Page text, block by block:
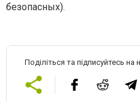
безопасных).
Поділіться та підписуйтесь